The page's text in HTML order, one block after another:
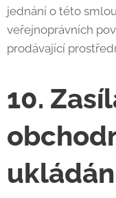
jednání o této
veřejnoprávních
prodávající
10.